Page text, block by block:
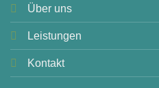
Über uns
Leistungen
Kontakt